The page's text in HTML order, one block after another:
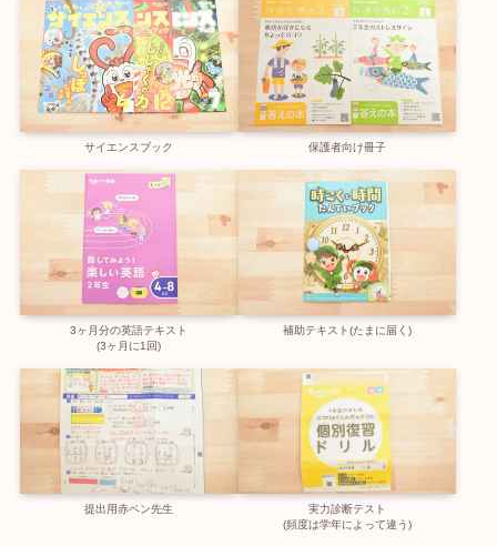
サイエンスブック 保護者向け冊子
3ヶ月分の英語テキスト
(3ヶ月に1回)
補助テキスト(たまに届く)
提出用赤ペン先生
実力診断テスト
(頻度は学年によって違う)